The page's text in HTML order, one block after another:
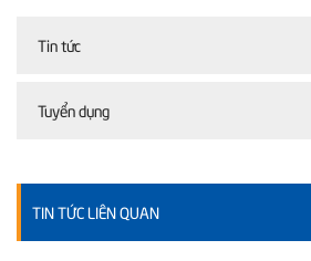
Tin tức
Tuyển dụng
TIN TỨC LIÊN QUAN